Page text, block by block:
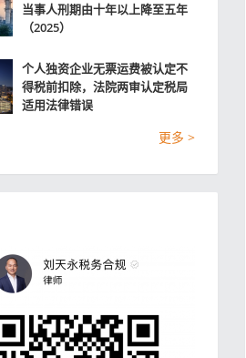
当事人刑期由十年以上降至五年
（2025）
个人独资企业无票运费被认定不
得税前扣除，法院两审认定税局
适用法律错误
更多 >